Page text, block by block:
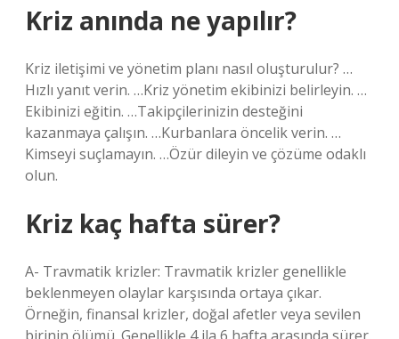
Kriz anında ne yapılır?
Kriz iletişimi ve yönetim planı nasıl oluşturulur? …
Hızlı yanıt verin. …Kriz yönetim ekibinizi belirleyin. …
Ekibinizi eğitin. …Takipçilerinizin desteğini
kazanmaya çalışın. …Kurbanlara öncelik verin. …
Kimseyi suçlamayın. …Özür dileyin ve çözüme odaklı
olun.
Kriz kaç hafta sürer?
A- Travmatik krizler: Travmatik krizler genellikle
beklenmeyen olaylar karşısında ortaya çıkar.
Örneğin, finansal krizler, doğal afetler veya sevilen